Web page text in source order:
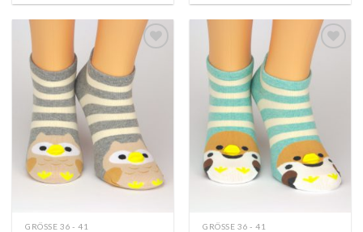
die
Wunschliste
GRÖSSE 36 - 41
die
Wunschliste
GRÖSSE 36 - 41